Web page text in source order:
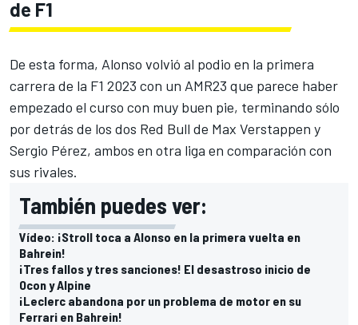
de F1
De esta forma, Alonso volvió al podio en la primera
carrera de la F1 2023 con un AMR23 que parece haber
empezado el curso con muy buen pie, terminando sólo
por detrás de los dos Red Bull de Max Verstappen y
Sergio Pérez, ambos en otra liga en comparación con
sus rivales.
También puedes ver:
Vídeo: ¡Stroll toca a Alonso en la primera vuelta en
Bahrein!
¡Tres fallos y tres sanciones! El desastroso inicio de
Ocon y Alpine
¡Leclerc abandona por un problema de motor en su
Ferrari en Bahrein!